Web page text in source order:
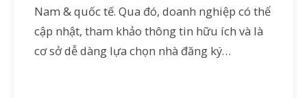
Nam & quốc tế. Qua đó, doanh nghiệp có thể
cập nhật, tham khảo thông tin hữu ích và là
cơ sở dễ dàng lựa chọn nhà đăng ký…